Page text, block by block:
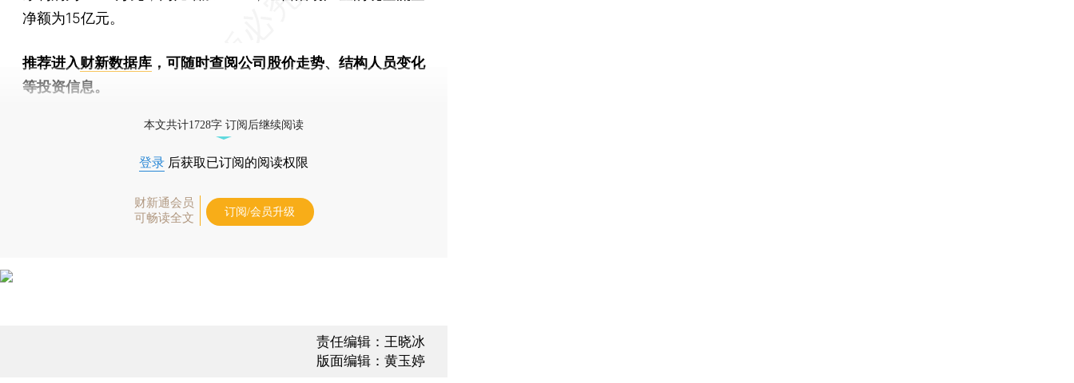
净额为15亿元。
推荐进入财新数据库 ，可随时查阅公司股价走势、结构人员变化
等投资信息。
本文共计1728字 订阅后继续阅读
登录 后获取已订阅的阅读权限
财新通会员
可畅读全文
订阅/会员升级
责任编辑：王晓冰
版面编辑：黄玉婷